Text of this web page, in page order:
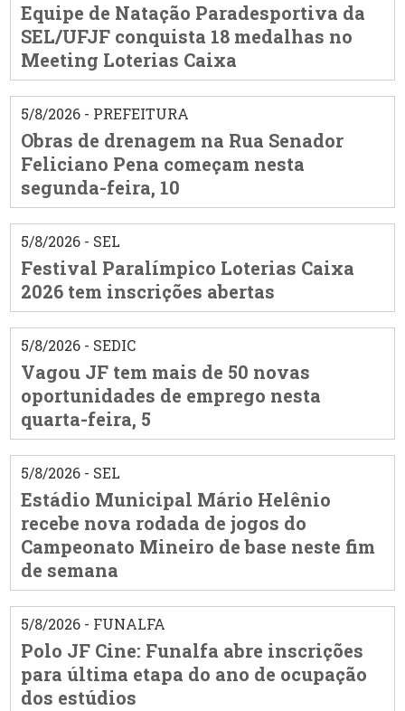
Equipe de Natação Paradesportiva da
SEL/UFJF conquista 18 medalhas no
Meeting Loterias Caixa
5/8/2026 - PREFEITURA
Obras de drenagem na Rua Senador
Feliciano Pena começam nesta
segunda-feira, 10
5/8/2026 - SEL
Festival Paralímpico Loterias Caixa
2026 tem inscrições abertas
5/8/2026 - SEDIC
Vagou JF tem mais de 50 novas
oportunidades de emprego nesta
quarta-feira, 5
5/8/2026 - SEL
Estádio Municipal Mário Helênio
recebe nova rodada de jogos do
Campeonato Mineiro de base neste fim
de semana
5/8/2026 - FUNALFA
Polo JF Cine: Funalfa abre inscrições
para última etapa do ano de ocupação
dos estúdios